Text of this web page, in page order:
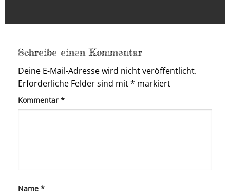
Schreibe einen Kommentar
Deine E-Mail-Adresse wird nicht veröffentlicht.
Erforderliche Felder sind mit* markiert
Kommentar *
Name *